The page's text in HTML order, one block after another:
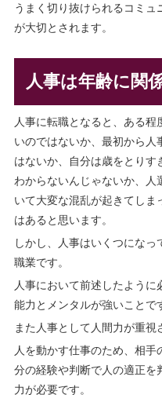
うまく切り抜けられるコミ
が大切とされます。
人事は年齢に関
人事に転職となると、ある
いのではないか、最初から人
はないか、自分は歳をとりす
わからないんじゃないか、人
いて大変な混乱が起きてしま
はあると思います。
しかし、人事はいくつにな
職業です。
人事において前述したよう
能力とメンタルが強いことで
また人事として人間力が重視
人を動かす仕事のため、相
分の経験や判断で人の適正を
力が必要です。